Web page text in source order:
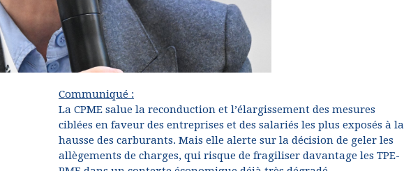
Communiqué :
La CPME salue la reconduction et l’élargissement des mesures
ciblées en faveur des entreprises et des salariés les plus exposés à la
hausse des carburants. Mais elle alerte sur la décision de geler les
allègements de charges, qui risque de fragiliser davantage les TPE-